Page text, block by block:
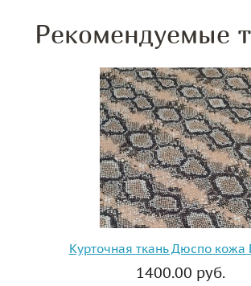
Рекомендуемые
Курточная ткань Дюспо кожа
1400.00 руб.